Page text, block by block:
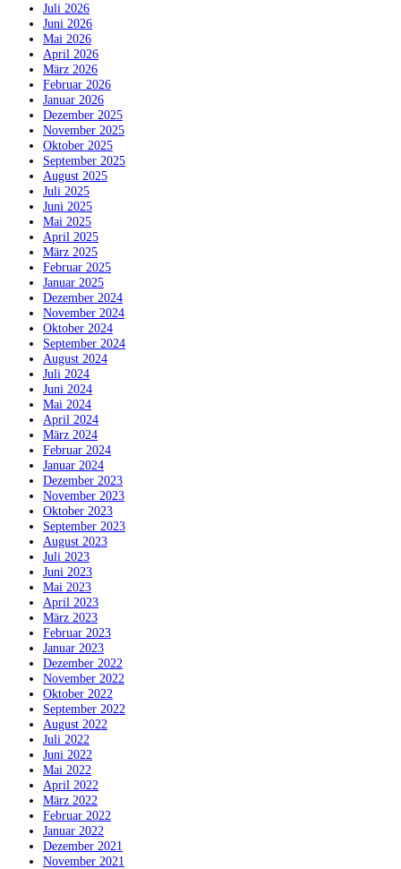
Juli 2026
Juni 2026
Mai 2026
April 2026
März 2026
Februar 2026
Januar 2026
Dezember 2025
November 2025
Oktober 2025
September 2025
August 2025
Juli 2025
Juni 2025
Mai 2025
April 2025
März 2025
Februar 2025
Januar 2025
Dezember 2024
November 2024
Oktober 2024
September 2024
August 2024
Juli 2024
Juni 2024
Mai 2024
April 2024
März 2024
Februar 2024
Januar 2024
Dezember 2023
November 2023
Oktober 2023
September 2023
August 2023
Juli 2023
Juni 2023
Mai 2023
April 2023
März 2023
Februar 2023
Januar 2023
Dezember 2022
November 2022
Oktober 2022
September 2022
August 2022
Juli 2022
Juni 2022
Mai 2022
April 2022
März 2022
Februar 2022
Januar 2022
Dezember 2021
November 2021